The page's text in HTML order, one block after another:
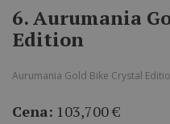
6. Aurumania
Edition
Aurumania Gold Bike Crystal
Cena: 103,700 €